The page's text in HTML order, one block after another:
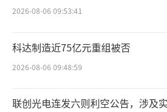
本帮风味领衔，烟火气
熟食区堪称“沪味聚集
品复刻老上海味道，成为
马”。明厨亮灶前，厨师
2026-08-06 09:53:41
科达制造近75亿元重组被否
2026-08-06 09:48:59
联创光电连发六则利空公告，涉及